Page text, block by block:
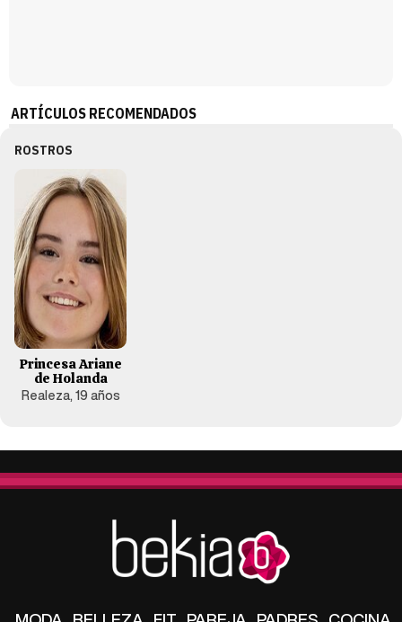
ARTÍCULOS RECOMENDADOS
ROSTROS
Princesa Ariane
de Holanda
Realeza, 19 años